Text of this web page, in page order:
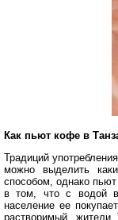
Как пьют кофе в
Традиций
можно выделить
способом, однако
в том, что с водой в
население ее
растворимый,